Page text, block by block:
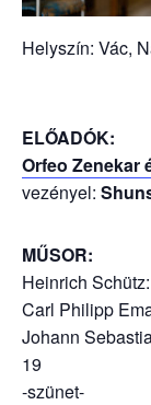
Helyszín: Vác,
ELŐADÓK:
Orfeo Zenekar
vezényel:
MŰSOR:
Heinrich
Carl Philipp
Johann
19
-szünet-